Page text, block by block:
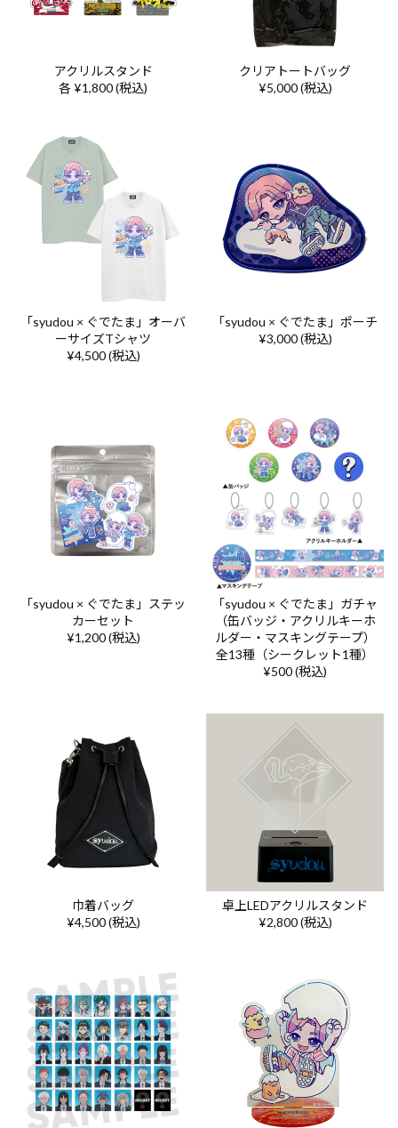
アクリルスタンド
各 ¥1,800 (税込)
クリアトートバッグ
¥5,000 (税込)
「syudou × ぐでたま」オーバ
ーサイズTシャツ
¥4,500 (税込)
「syudou × ぐでたま」ポーチ
¥3,000 (税込)
「syudou × ぐでたま」ステッ
カーセット
¥1,200 (税込)
「syudou × ぐでたま」ガチャ
（缶バッジ・アクリルキーホ
ルダー・マスキングテープ）
全13種（シークレット1種）
¥500 (税込)
巾着バッグ
¥4,500 (税込)
卓上LEDアクリルスタンド
¥2,800 (税込)